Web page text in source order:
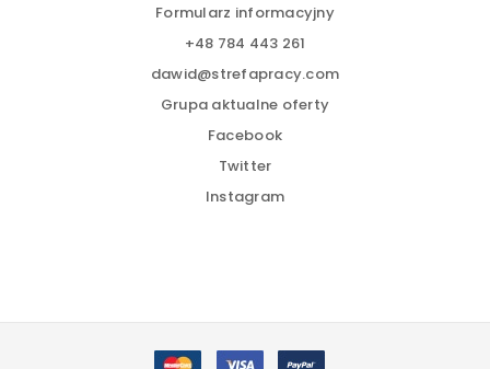
Formularz informacyjny
+48 784 443 261
dawid@strefapracy.com
Grupa aktualne oferty
Facebook
Twitter
Instagram